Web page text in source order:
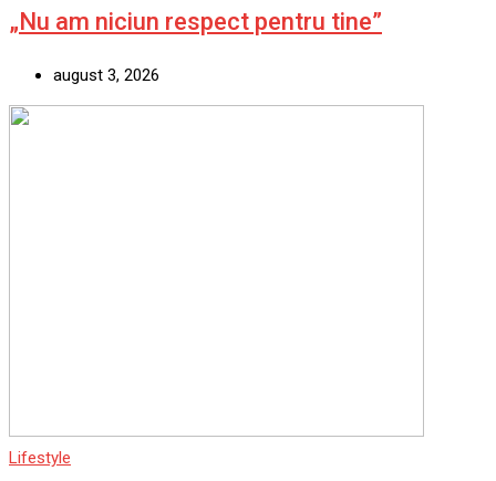
„Nu am niciun respect pentru tine”
august 3, 2026
Lifestyle